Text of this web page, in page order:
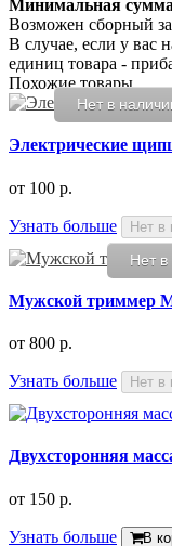
Минимальная сумма
Возможен сборный
В случае, если у вас
единиц товара -
Похожие товары
Нет в
Электрические
от 100 р.
Узнать больше Нет в
Нет в
Мужской триммер
от 800 р.
Узнать больше Нет в
Двухсторонняя
от 150 р.
Узнать больше В